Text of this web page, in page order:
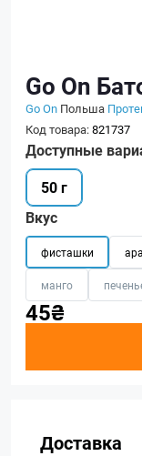
Go On
Go On Польша
Код товара:821737
Доступные
50 г
Вкус
фисташки
манго
45₴
Доставка